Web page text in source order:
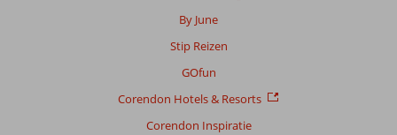
By June
Stip Reizen
GOfun
Corendon Hotels & Resorts
Corendon Inspiratie